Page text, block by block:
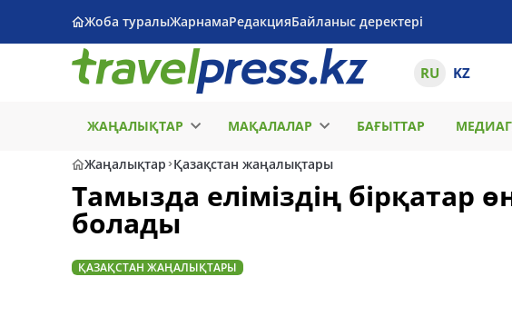
Жоба туралыЖарнамаРедакцияБайланыс деректері
RU KZ
ЖАҢАЛЫҚТАР МАҚАЛАЛАР БАҒЫТТАР
Жаңалықтар Қазақстан жаңалықтары
Тамызда еліміздің бірқатар
болады
ҚАЗАҚСТАН ЖАҢАЛЫҚТАРЫ